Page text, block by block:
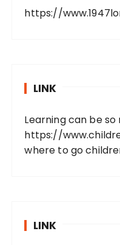
https://
LINK
Learning can be
https://
where to go
LINK